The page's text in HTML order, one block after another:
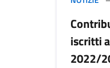
iscritti
2022/